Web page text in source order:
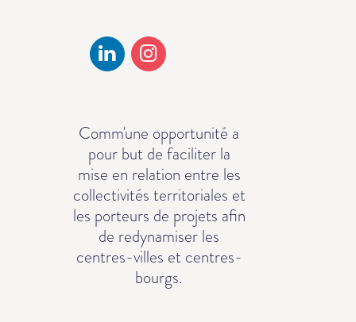
Comm'une opportunité a
pour but de faciliter la
mise en relation entre les
collectivités territoriales et
les porteurs de projets afin
de redynamiser les
centres-villes et centres-
bourgs.